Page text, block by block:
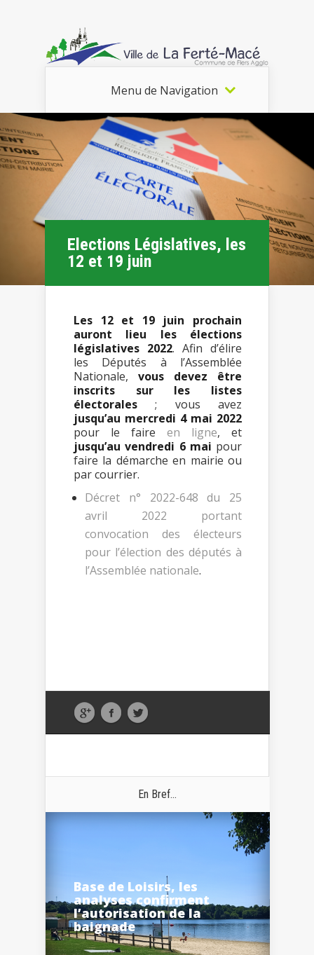
Menu de Navigation
Elections Législatives, les
12 et 19 juin
Les 12 et 19 juin prochain
auront lieu les élections
législatives 2022. Afin d’élire
les Députés à l’Assemblée
Nationale, vous devez être
inscrits sur les listes
électorales ; vous avez
jusqu’au mercredi 4 mai 2022
pour le faire en ligne, et
jusqu’au vendredi 6 mai pour
faire la démarche en mairie ou
par courrier.
Décret n° 2022-648 du 25
avril 2022 portant
convocation des électeurs
pour l’élection des députés à
l’Assemblée nationale.
En Bref...
Base de Loisirs, les
analyses confirment
l’autorisation de la
baignade